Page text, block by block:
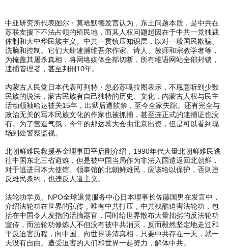
中亚研究所代表图尔・莫哈默德发言认为，东土问题本质，是中共在
苏联支援下不法占领的殖民地，而其人权问题起因在于中共一党独裁
体制和大中华民族主义。中共一贯镇压知识层，以对一般国民欺骗、
洗脑和控制。它们大肆逮捕维吾尔作家、诗人、教师和宗教学者等，
为掩盖其屠杀真相，将网络媒体全部切断，所有维语网站全部封锁，
逮捕管理者，甚至判刑10年。
内蒙古人民党日本代表可列特・忽必苏嘎拉图表示，不愿意听到少数
民族的说法，蒙古民族有自己独特的历史、文化，内蒙古人权与民主
活动领袖哈达被关15年，出狱后遭软禁，至今全家失踪。还有完全与
政治无关的写本民族文化的作家也被抓捕，甚至连正式的逮捕证也没
有。为了营造气氛，今年的那达慕大会由北京出资，但是可以看到现
场到处警察监视。
北朝鲜难民救援基金理事田平启刚介绍，1990年代大量北朝鲜难民逃
往中国东北三省避难，但是被中国当局作为非法入国遣返回北朝鲜，
对于逃进日本大使馆、领事馆的北朝鲜难民，应该给以保护，否则违
反难民条约，也违反人道主义。
法轮功学员、NPO全球退党服务中心日本理事长佐藤国男在发言中，
介绍法轮功在世界的弘传，唯有中共打压，中共残酷迫害法轮功，包
括在中国令人发指的活摘器官，同时给世界散布大量拙劣的反法轮功
宣传，而法轮功修炼人不但没有被中共消灭，反而毅然坚定地走过和
平反迫害历程，向中国、向世界讲清真相，只要中共存在一天，就一
天没有自由。遭受迫害的人们和世界一起努力，解体中共。